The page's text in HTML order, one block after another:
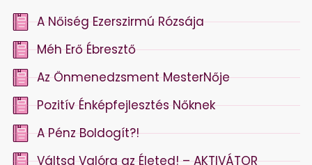
A Nőiség Ezerszirmú Rózsája
Méh Erő Ébresztő
Az Önmenedzsment MesterNője
Pozitív Énképfejlesztés Nőknek
A Pénz Boldogít?!
Váltsd Valóra az Életed! – AKTIVÁTOR